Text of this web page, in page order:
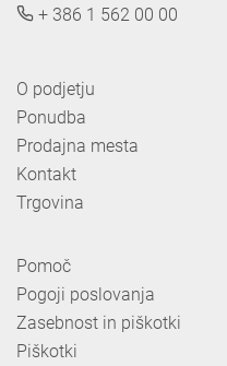
+ 386 1 562 00 00
O podjetju
Ponudba
Prodajna mesta
Kontakt
Trgovina
Pomoč
Pogoji poslovanja
Zasebnost in piškotki
Piškotki